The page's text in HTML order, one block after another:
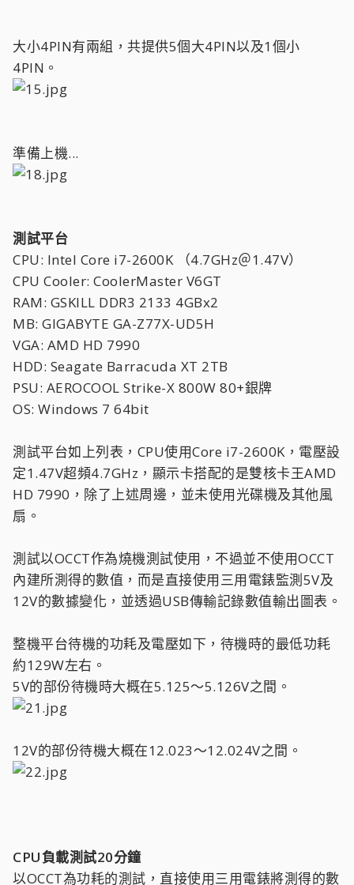
大小4PIN有兩組，共提供5個大4PIN以及1個小
4PIN。
準備上機...
測試平台
CPU: Intel Core i7-2600K （4.7GHz＠1.47V）
CPU Cooler: CoolerMaster V6GT
RAM: GSKILL DDR3 2133 4GBx2
MB: GIGABYTE GA-Z77X-UD5H
VGA: AMD HD 7990
HDD: Seagate Barracuda XT 2TB
PSU: AEROCOOL Strike-X 800W 80+銀牌
OS: Windows 7 64bit
測試平台如上列表，CPU使用Core i7-2600K，電壓設
定1.47V超頻4.7GHz，顯示卡搭配的是雙核卡王AMD
HD 7990，除了上述周邊，並未使用光碟機及其他風
扇。
測試以OCCT作為燒機測試使用，不過並不使用OCCT
內建所測得的數值，而是直接使用三用電錶監測5V及
12V的數據變化，並透過USB傳輸記錄數值輸出圖表。
整機平台待機的功耗及電壓如下，待機時的最低功耗
約129W左右。
5V的部份待機時大概在5.125～5.126V之間。
12V的部份待機大概在12.023～12.024V之間。
CPU負載測試20分鐘
以OCCT為功耗的測試，直接使用三用電錶將測得的數